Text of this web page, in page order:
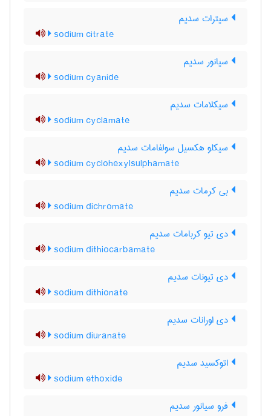
سیترات سدیم
sodium citrate
سیانور سدیم
sodium cyanide
سیکلامات سدیم
sodium cyclamate
سیکلو هکسیل سولفامات سدیم
sodium cyclohexylsulphamate
بی کرمات سدیم
sodium dichromate
دی تیو کربامات سدیم
sodium dithiocarbamate
دی تیونات سدیم
sodium dithionate
دی اورانات سدیم
sodium diuranate
اتوکسید سدیم
sodium ethoxide
فرو سیانور سدیم